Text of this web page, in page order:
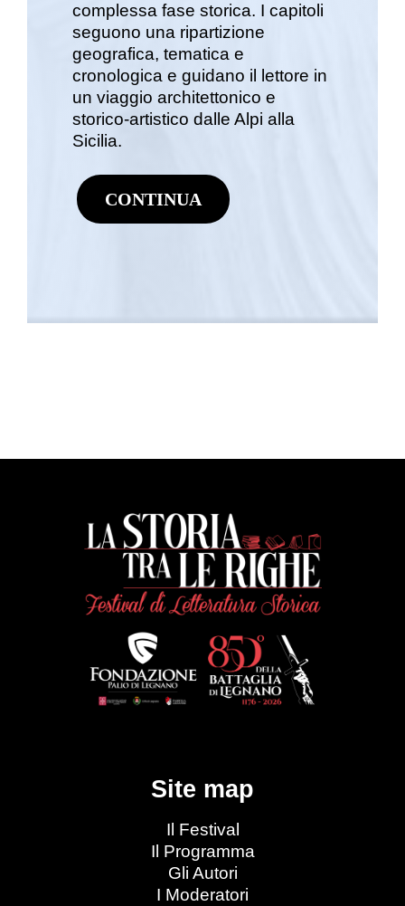
complessa fase storica. I capitoli
seguono una ripartizione
geografica, tematica e
cronologica e guidano il lettore in
un viaggio architettonico e
storico-artistico dalle Alpi alla
Sicilia.
CONTINUA
Site map
Il Festival
Il Programma
Gli Autori
I Moderatori